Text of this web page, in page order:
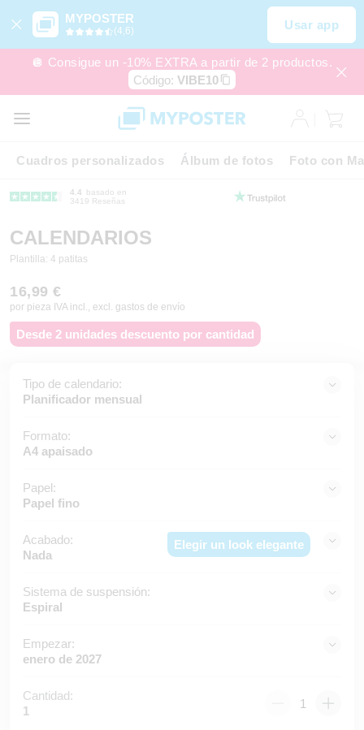
MYPOSTER
(4,6) Usar app
🪩 Consigue un -10% EXTRA a partir de 2 productos.
Código: VIBE10
Cuadros personalizados Álbum de fotos Foto con
4.4
basado en
3419 Reseñas
CALENDARIOS
Plantilla: 4 patitas
16,99 €
por pieza IVA incl., excl. gastos de envío
Desde 2 unidades descuento por cantidad
Tipo de calendario:
Planificador mensual
Formato:
A4 apaisado
Papel:
Papel fino
Acabado:
Nada
Elegir un look elegante
Sistema de suspensión:
Espiral
Empezar:
enero de 2027
Cantidad:
1